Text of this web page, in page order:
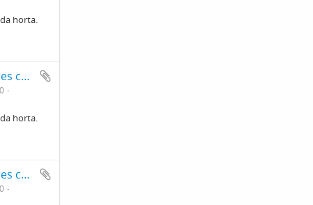
horta.
Série de fotos de alunas e alunos e professores cuidando da horta.
horta.
Série de fotos de alunas e alunos e professores cuidando da horta.